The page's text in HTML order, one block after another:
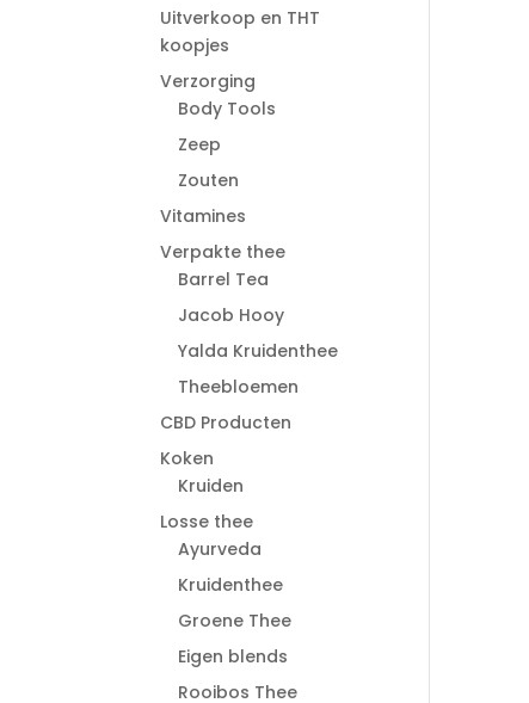
Uitverkoop en THT
koopjes
Verzorging
Body Tools
Zeep
Zouten
Vitamines
Verpakte thee
Barrel Tea
Jacob Hooy
Yalda Kruidenthee
Theebloemen
CBD Producten
Koken
Kruiden
Losse thee
Ayurveda
Kruidenthee
Groene Thee
Eigen blends
Rooibos Thee